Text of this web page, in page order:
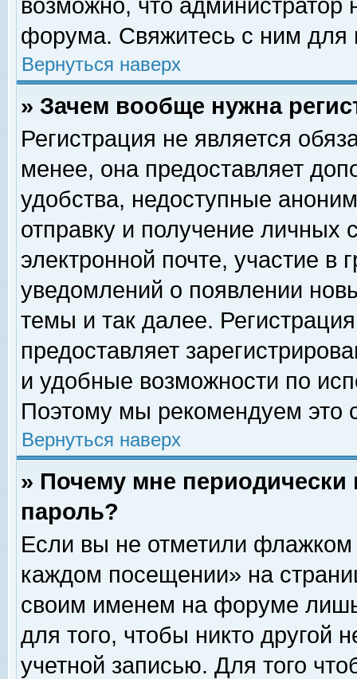
возможно, что
форума. Свяжитесь с ним для
Вернуться наверх
» Зачем вообще нужна
Регистрация не является
менее, она предоставляет
удобства, недоступные
отправку и получение личных
электронной почте, участие в
уведомлений о появлении
темы и так далее.
предоставляет
и удобные возможности по
Поэтому мы рекомендуем это
Вернуться наверх
» Почему мне
пароль?
Если вы не отметили флажком
каждом посещении» на
своим именем на форуме
для того, чтобы никто другой
учетной записью. Для того